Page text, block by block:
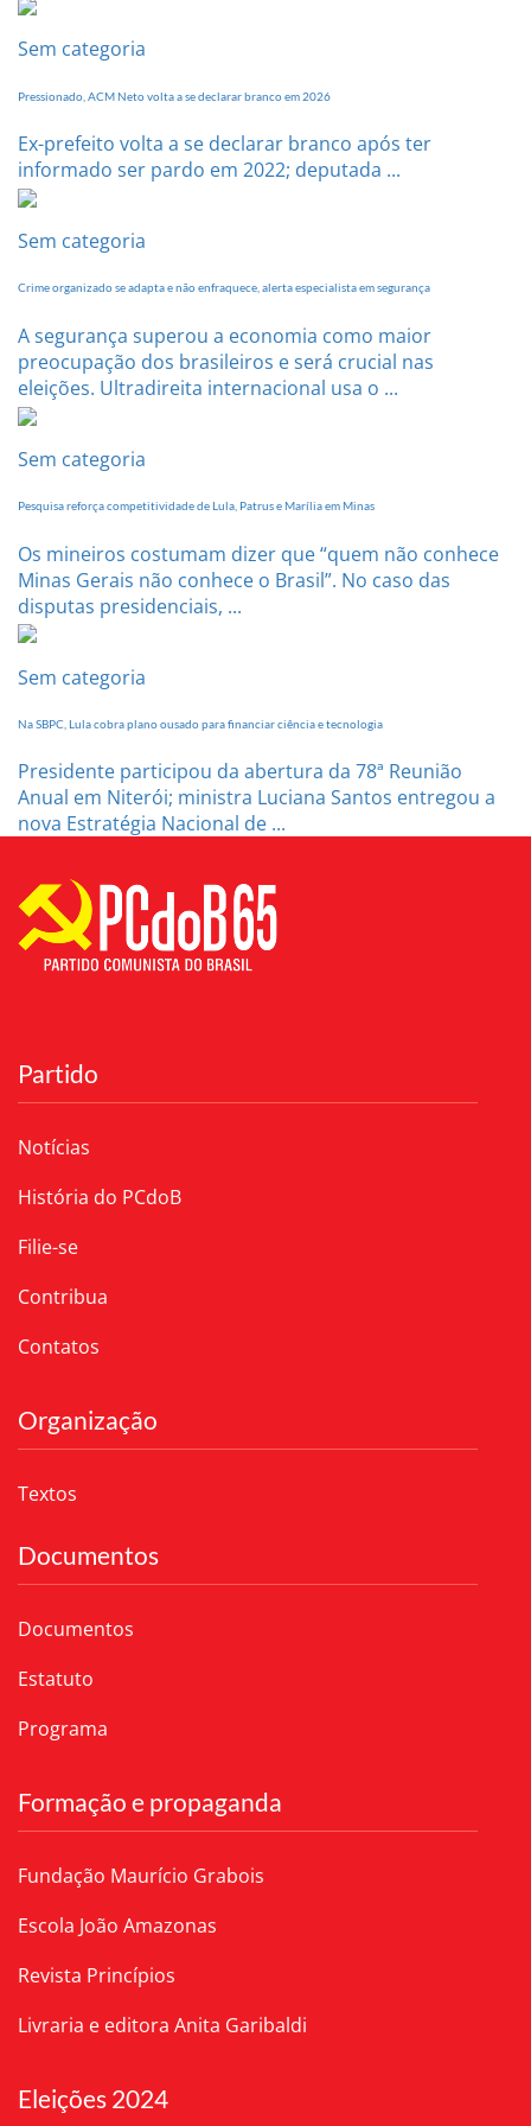
Sem categoria
Pressionado, ACM Neto volta a se declarar branco em 2026
Ex-prefeito volta a se declarar branco após ter
informado ser pardo em 2022; deputada ...
Sem categoria
Crime organizado se adapta e não enfraquece, alerta especialista em segurança
A segurança superou a economia como maior
preocupação dos brasileiros e será crucial nas
eleições. Ultradireita internacional usa o ...
Sem categoria
Pesquisa reforça competitividade de Lula, Patrus e Marília em Minas
Os mineiros costumam dizer que “quem não conhece
Minas Gerais não conhece o Brasil”. No caso das
disputas presidenciais, ...
Sem categoria
Na SBPC, Lula cobra plano ousado para financiar ciência e tecnologia
Presidente participou da abertura da 78ª Reunião
Anual em Niterói; ministra Luciana Santos entregou a
nova Estratégia Nacional de ...
Partido
Notícias
História do PCdoB
Filie-se
Contribua
Contatos
Organização
Textos
Documentos
Documentos
Estatuto
Programa
Formação e propaganda
Fundação Maurício Grabois
Escola João Amazonas
Revista Princípios
Livraria e editora Anita Garibaldi
Eleições 2024